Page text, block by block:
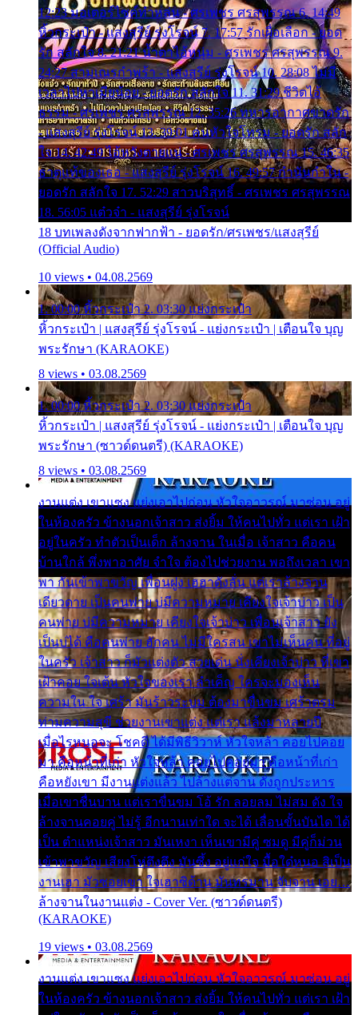
12:23 มอเตอร์ไซค์ทำหล่น - ศรเพชร ศรสุพรรณ 6. 14:49
หิ้วกระเป๋า - แสงสุรีย์ รุ่งโรจน์ 7. 17:57 รักเผื่อเลือก - ยอด
รัก สลักใจ 8. 21:21 น้ำตาไอ้หนุ่ม - ศรเพชร ศรสุพรรณ 9.
24:27 สามเณรกำพร้า - แสงสุรีย์ รุ่งโรจน์ 10. 28:08 ไม่มี
เวลาไปหาเมียน้อย - ยอดรัก สลักใจ 11. 31:29 ชีวิตไอ้
ธรรม - ศรเพชร ศรสุพรรณ 12. 35:26 ทหารอากาศขาดรัก
- แสงสุรีย์ รุ่งโรจน์ 13. 39:01 คนหัวใจโทรม - ยอดรัก สลัก
ใจ 14. 42:49 ไอ้หวังตายแน่ - ศรเพชร ศรสุพรรณ 15. 46:35
ธาตุแท้ของเธอ - แสงสุรีย์ รุ่งโรจน์ 16. 49:57 กำนันกำใน -
ยอดรัก สลักใจ 17. 52:29 สาวบริสุทธิ์ - ศรเพชร ศรสุพรรณ
18. 56:05 แต๋วจ๋า - แสงสุรีย์ รุ่งโรจน์
18 บทเพลงดังจากฟากฟ้า - ยอดรัก/ศรเพชร/แสงสุรีย์
(Official Audio)
10 views • 04.08.2569
1. 00:00 หิ้วกระเป๋า 2. 03:30 แย่งกระเป๋า
หิ้วกระเป๋า | แสงสุรีย์ รุ่งโรจน์ - แย่งกระเป๋า | เตือนใจ บุญ
พระรักษา (KARAOKE)
8 views • 03.08.2569
1. 00:00 หิ้วกระเป๋า 2. 03:30 แย่งกระเป๋า
หิ้วกระเป๋า | แสงสุรีย์ รุ่งโรจน์ - แย่งกระเป๋า | เตือนใจ บุญ
พระรักษา (ซาวด์ดนตรี) (KARAOKE)
8 views • 03.08.2569
งานแต่ง เขาแซง แย่งเอาไปก่อน หัวใจอาวรณ์ มาซ่อน อยู่
ในห้องครัว ข้างนอกเจ้าสาว ส่งยิ้ม ให้คนไปทั่ว แต่เรา เฝ้า
อยู่ในครัว ทำตัวเป็นเด็ก ล้างจาน ในเมื่อ เจ้าสาว คือคน
บ้านใกล้ พึ่งพาอาศัย จำใจ ต้องไปช่วยงาน พอถึงเวลา เขา
พา กันเข้าพาขวัญ เพื่อนฝูง เฮฮาดังลั่น แต่เราล้างจาน
เดียวดาย เป็นคนพ่าย บ่มีความหมาย เคียงใจเจ้าบ่าว เป็น
คนพ่าย บ่มีความหมาย เคียงใจเจ้าบ่าว เพื่อนเจ้าสาว ยัง
เป็นบ่ได้ คือคนพ่าย ฮักคน ไม่มีใครสน เขาไม่เห็นคน ที่อยู่
ในครัว เจ้าสาว ก็มัวแต่งตัว สวยเด่น นั่งเคียงเจ้าบ่าว ที่เขา
เฝ้าคอย ใจเต้น หัวใจของเรา ลำเค็ญ ใครจะมองเห็น
ความใน ใจ เศร้า มันร้าวระบม ต้องมาขื่นขม เศร้าตรม
ท่ามความสุขี ช่วยงานเขาแต่ง แต่เรา แล้งมาหลายปี
เมื่อไรหนอจะ โชคดี ได้มีพิธีวิวาห์ หัวใจหล้า คอยไปคอย
มา คือหน้าที่เก่า หัวใจหล้า คอยไปคอยมา คือหน้าที่เก่า
คือหยังเขา มีงานแต่งแล้ว ไปล้างแต่จาน ดั่งถูกประหาร
เมื่อเขาชื่นบาน แต่เราขื่นขม โอ้ รัก ลอยลม ไม่สม ดัง ใจ
ล้างจานคอยคู่ ไม่รู้ อีกนานเท่าใด จะได้ เลื่อนขั้นบันได ได้
เป็น ตำแหน่งเจ้าสาว มันเหงา เห็นเขามีคู่ ซมดู มีคู่ก็ม่วน
เข้าพาขวัญ เสียงโห่ตึงตึง มันซึ้ง อยู่แก่ใจ มื้อใด๋หนอ สิเป็น
งานเฮา มัวซอยเขา ใจเฮาซิด้าน มันทรมาน จับจาน เอย…
ล้างจานในงานแต่ง - Cover Ver. (ซาวด์ดนตรี)
(KARAOKE)
19 views • 03.08.2569
งานแต่ง เขาแซง แย่งเอาไปก่อน หัวใจอาวรณ์ มาซ่อน อยู่
ในห้องครัว ข้างนอกเจ้าสาว ส่งยิ้ม ให้คนไปทั่ว แต่เรา เฝ้า